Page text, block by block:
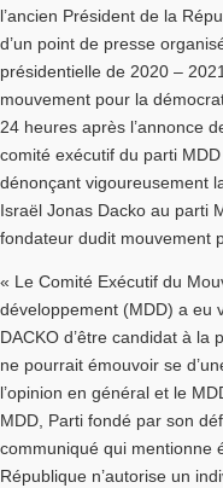
l’ancien Président de la
d’un point de presse
présidentielle de 2020 –
mouvement pour la
24 heures après l’annonce
comité exécutif du parti
dénonçant vigoureusement
Israël Jonas Dacko au parti
fondateur dudit mouvement
« Le Comité Exécutif du
développement (MDD) a eu
DACKO d’être candidat à la
ne pourrait émouvoir se
l’opinion en général et le
MDD, Parti fondé par son
communiqué qui mentionne
République n’autorise un